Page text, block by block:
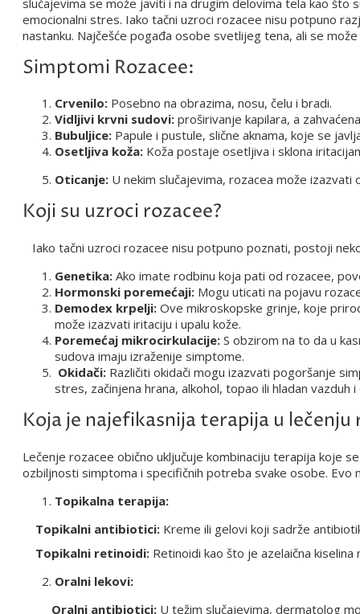
emocionalni stres. Iako tačni uzroci rozacee nisu potpuno
nastanku. Najčešće pogađa osobe svetlijeg tena, ali se
Simptomi Rozacee:
Crvenilo: Posebno na obrazima, nosu, čelu i bradi.
Vidljivi krvni sudovi: proširivanje kapilara, a
Bubuljice: Papule i pustule, slične aknama, koje se
Osetljiva koža: Koža postaje osetljiva i sklona
Oticanje: U nekim slučajevima, rozacea može izazvati
Koji su uzroci rozacee?
Iako tačni uzroci rozacee nisu potpuno poznati, postoji
Genetika: Ako imate rodbinu koja pati od rozacee,
Hormonski poremećaji: Mogu uticati na pojavu
Demodex krpelji: Ove mikroskopske grinje, koje
može izazvati iritaciju i upalu kože.
Poremećaj mikrocirkulacije: S obzirom na to da u
sudova imaju izraženije simptome.
Okidači: Različiti okidači mogu izazvati pogoršanje
stres, začinjena hrana, alkohol, topao ili hladan vazduh
Koja je najefikasnija terapija u lečenju
Lečenje rozacee obično uključuje kombinaciju terapija koje
ozbiljnosti simptoma i specifičnih potreba svake osobe.
Topikalna terapija:
Topikalni antibiotici: Kreme ili gelovi koji sadrže
Topikalni retinoidi: Retinoidi kao što je azelaična
Oralni lekovi:
Oralni antibiotici: U težim slučajevima, dermatolog